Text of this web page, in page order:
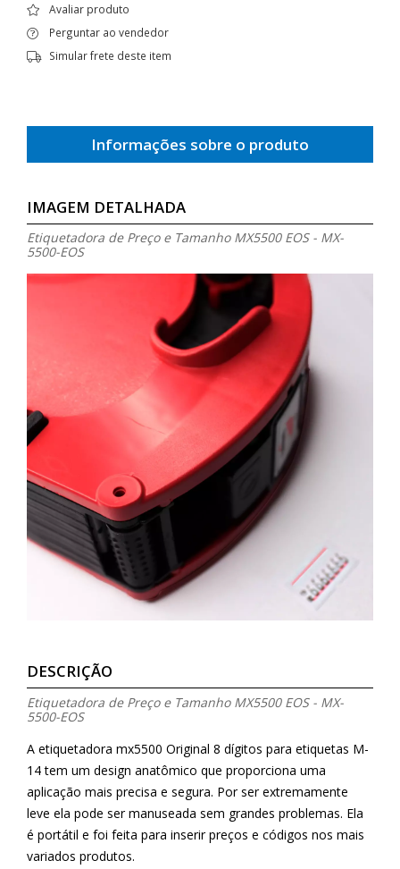
Avaliar produto
Perguntar ao vendedor
Simular frete deste item
Informações sobre o produto
IMAGEM DETALHADA
Etiquetadora de Preço e Tamanho MX5500 EOS - MX-
5500-EOS
DESCRIÇÃO
Etiquetadora de Preço e Tamanho MX5500 EOS - MX-
5500-EOS
A etiquetadora mx5500 Original 8 dígitos para etiquetas M-
14 tem um design anatômico que proporciona uma
aplicação mais precisa e segura. Por ser extremamente
leve ela pode ser manuseada sem grandes problemas. Ela
é portátil e foi feita para inserir preços e códigos nos mais
variados produtos.